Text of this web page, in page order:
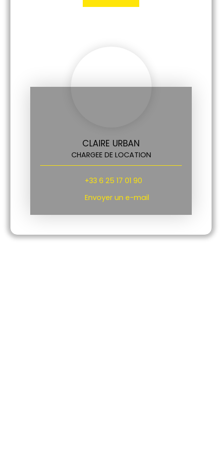
CLAIRE URBAN
CHARGEE DE LOCATION
+33 6 25 17 01 90
Envoyer un e-mail